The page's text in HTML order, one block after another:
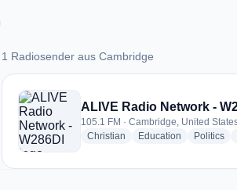
1 Radiosender aus Cambridge
1 Radiosender aus Cambridge
ALIVE Radio Network -
105.1 FM · Cambridge, United
Christian radio stations
Education radio stations
Politics